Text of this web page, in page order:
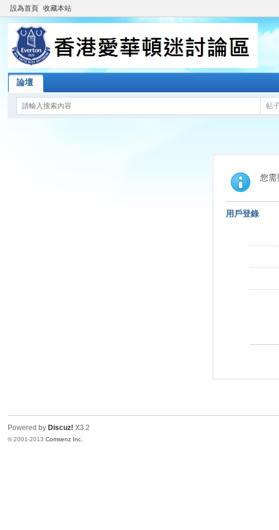
設為首頁 收藏本站
論壇
帖
您需
用戶登錄
Powered by Discuz! X3.2
© 2001-2013Comsenz Inc.